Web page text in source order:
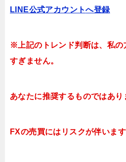
LINE公式アカウントへ登録
※上記のトレンド判断は、私の
すぎません。
あなたに推奨するものではあり
FXの売買にはリスクが伴います